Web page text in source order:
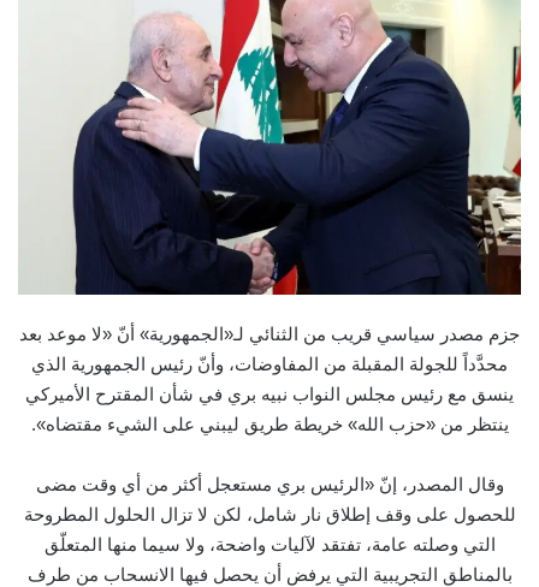
جزم مصدر سياسي قريب من الثنائي لـ«الجمهورية» أنّ «لا موعد بعد
محدَّداً للجولة المقبلة من المفاوضات، وأنّ رئيس الجمهورية الذي
ينسق مع رئيس مجلس النواب نبيه بري في شأن المقترح الأميركي
ينتظر من «حزب الله» خريطة طريق ليبني على الشيء مقتضاه».
وقال المصدر، إنّ «الرئيس بري مستعجل أكثر من أي وقت مضى
للحصول على وقف إطلاق نار شامل، لكن لا تزال الحلول المطروحة
التي وصلته عامة، تفتقد لآليات واضحة، ولا سيما منها المتعلّق
بالمناطق التجريبية التي يرفض أن يحصل فيها الانسحاب من طرف